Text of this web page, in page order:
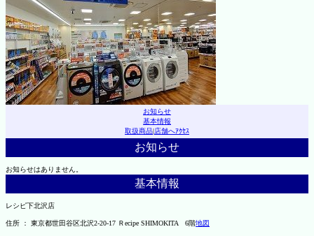
お知らせ
基本情報
取扱商品|店舗へｱｸｾｽ
お知らせ
お知らせはありません。
基本情報
レシピ下北沢店
住所 ： 東京都世田谷区北沢2-20-17 Ｒecipe SHIMOKITA 6階地図